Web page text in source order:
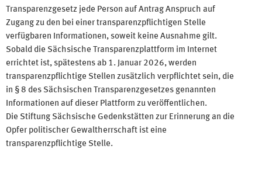
Transparenzgesetz jede Person auf Antrag Anspruch auf
Zugang zu den bei einer transparenzpflichtigen Stelle
verfügbaren Informationen, soweit keine Ausnahme gilt.
Sobald die Sächsische Transparenzplattform im Internet
errichtet ist, spätestens ab 1. Januar 2026, werden
transparenzpflichtige Stellen zusätzlich verpflichtet sein, die
in § 8 des Sächsischen Transparenzgesetzes genannten
Informationen auf dieser Plattform zu veröffentlichen.
Die Stiftung Sächsische Gedenkstätten zur Erinnerung an die
Opfer politischer Gewaltherrschaft ist eine
transparenzpflichtige Stelle.